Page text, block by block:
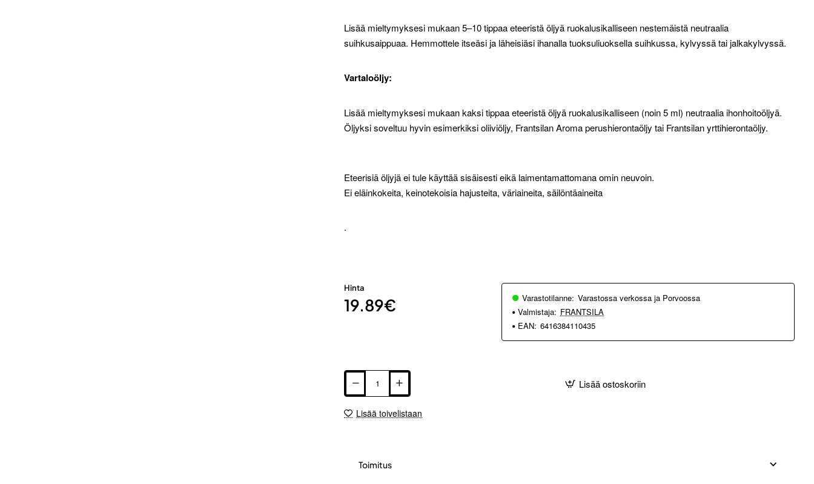
Lisää mieltymyksesi mukaan 5–10 tippaa eteeristä öljyä ruokalusikalliseen nestemäistä neutraalia
suihkusaippuaa. Hemmottele itseäsi ja läheisiäsi ihanalla tuoksuliuoksella suihkussa, kylvyssä tai jalkakylvyssä.
Vartaloöljy:
Lisää mieltymyksesi mukaan kaksi tippaa eteeristä öljyä ruokalusikalliseen (noin 5 ml) neutraalia ihonhoitoöljyä.
Öljyksi soveltuu hyvin esimerkiksi oliiviöljy, Frantsilan Aroma perushierontaöljy tai Frantsilan yrttihierontaöljy.
Eteerisiä öljyjä ei tule käyttää sisäisesti eikä laimentamattomana omin neuvoin.
Ei eläinkokeita, keinotekoisia hajusteita, väriaineita, säilöntäaineita
.
Hinta
19.89€ Varastotilanne: Varastossa verkossa ja Porvoossa
Valmistaja: FRANTSILA
EAN: 6416384110435
Lisää ostoskoriin
Lisää toivelistaan
Toimitus